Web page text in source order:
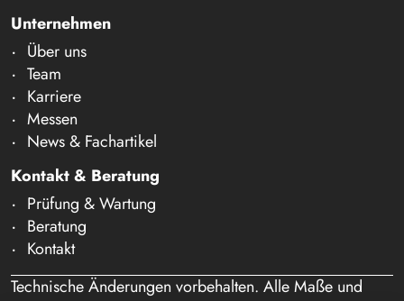
Unternehmen
Über uns
Team
Karriere
Messen
News & Fachartikel
Kontakt & Beratung
Prüfung & Wartung
Beratung
Kontakt
Technische Änderungen vorbehalten. Alle Maße und